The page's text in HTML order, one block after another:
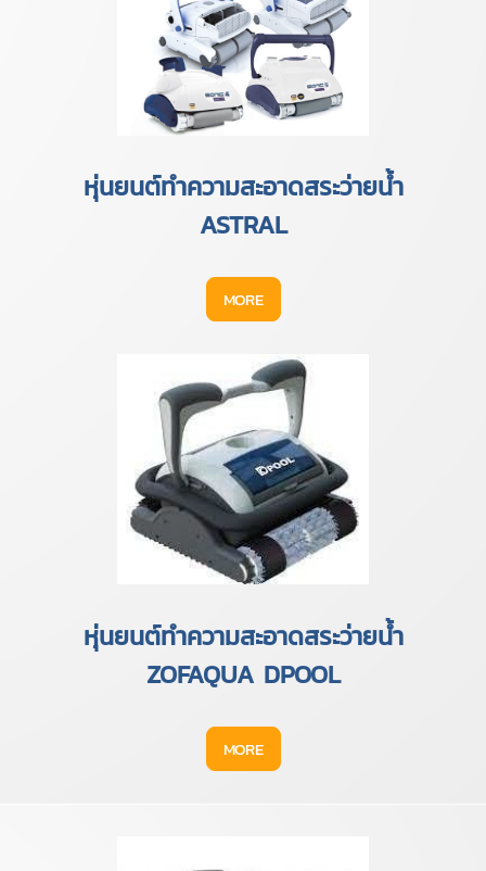
หุ่นยนต์ทำความสะอาดสระว่ายน้ำ
ASTRAL
MORE
หุ่นยนต์ทำความสะอาดสระว่ายน้ำ
ZOFAQUA DPOOL
MORE